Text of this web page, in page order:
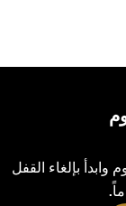
بإلغاء القفل